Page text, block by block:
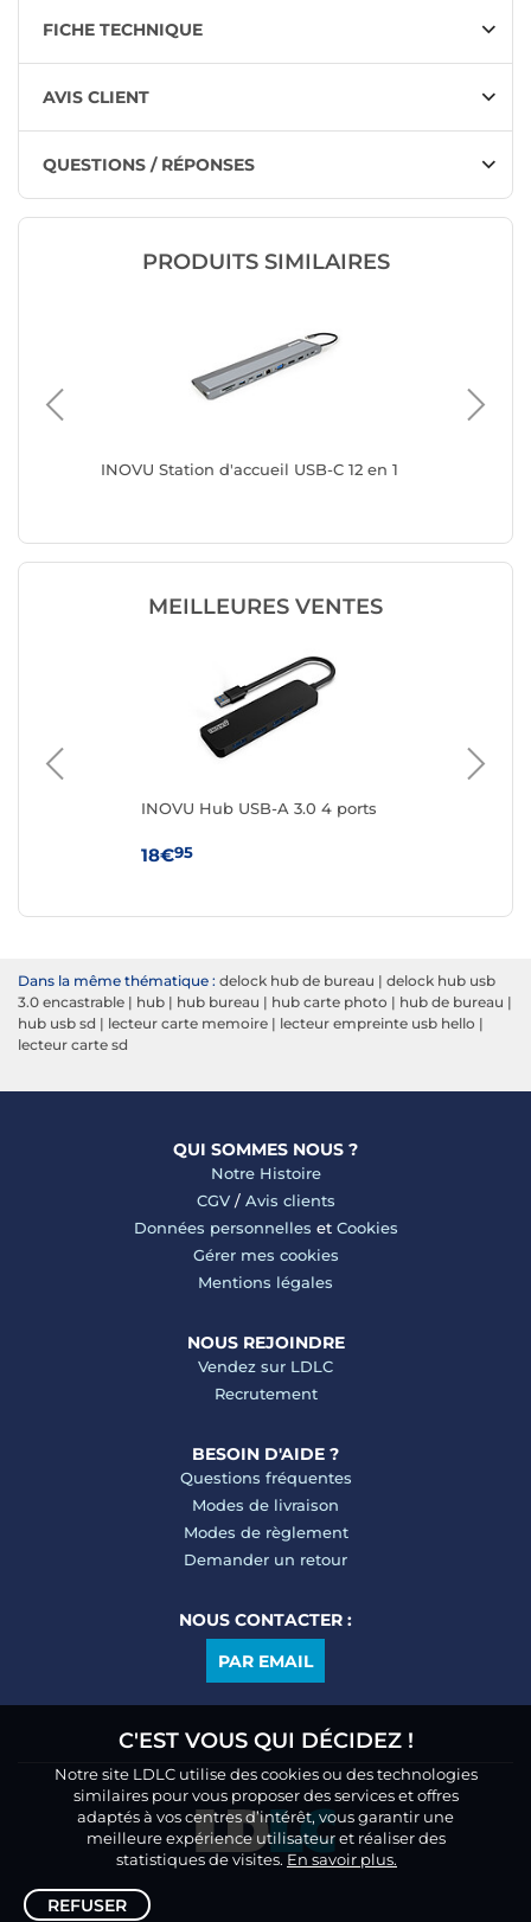
FICHE TECHNIQUE
AVIS CLIENT
QUESTIONS / RÉPONSES
PRODUITS SIMILAIRES
INOVU Station d'accueil USB-C 12 en 1
MEILLEURES VENTES
INOVU Hub USB-A 3.0 4 ports
18€95
Dans la même thématique : delock hub de bureau | delock hub usb
3.0 encastrable | hub | hub bureau | hub carte photo | hub de bureau |
hub usb sd | lecteur carte memoire | lecteur empreinte usb hello |
lecteur carte sd
QUI SOMMES NOUS ?
Notre Histoire
CGV/ Avis clients
Données personnelles et Cookies
Gérer mes cookies
Mentions légales
NOUS REJOINDRE
Vendez sur LDLC
Recrutement
BESOIN D'AIDE ?
Questions fréquentes
Modes de livraison
Modes de règlement
Demander un retour
NOUS CONTACTER :
PAR EMAIL
C'EST VOUS QUI DÉCIDEZ !
Notre site LDLC utilise des cookies ou des technologies
similaires pour vous proposer des services et offres
adaptés à vos centres d’intérêt, vous garantir une
meilleure expérience utilisateur et réaliser des
statistiques de visites. En savoir plus.
REFUSER